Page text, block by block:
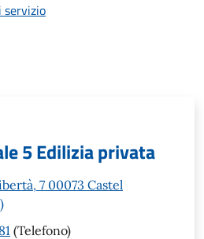
servizio
5 Edilizia privata
7 00073 Castel
(Telefono)